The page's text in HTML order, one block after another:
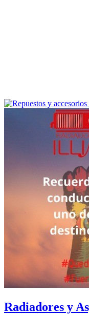
Radiadores y